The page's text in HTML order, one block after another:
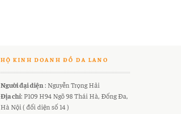
HỘ KINH DOANH ĐỒ DA LANO
Người đại diện: Nguyễn Trọng Hải
Địa chỉ: P109 H94 Ngõ 98 Thái Hà, Đống Đa,
Hà Nội ( đối diện số 14 )